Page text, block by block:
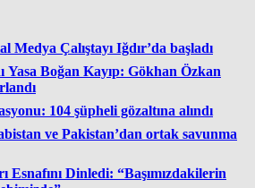
Medya Çalıştayı Iğdır’da başladı
Yasa Boğan Kayıp: Gökhan Özkan
104 şüpheli gözaltına alındı
ve Pakistan’dan ortak savunma
Esnafını Dinledi: “Başımızdakilerin